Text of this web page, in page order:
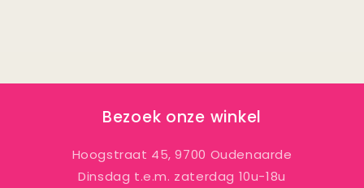
Bezoek onze winkel
Hoogstraat 45, 9700 Oudenaarde
Dinsdag t.e.m. zaterdag 10u-18u